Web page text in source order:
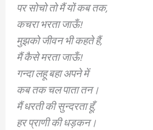
पर सोचो तो मैं यों कब तक,
कचरा भरता जाऊँ!
मुझको जीवन भी कहते हैं,
मैं कैसे मरता जाऊँ!
गन्दा लहू बहा अपने में
कब तक चल पाता तन।
मैं धरती की सुन्दरता हूँ,
हर प्राणी की धड़कन।